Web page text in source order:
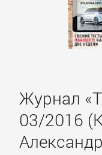
Журнал
03/2016